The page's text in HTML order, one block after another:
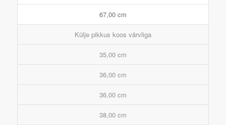
67,00 cm
Külje pikkus koos värvliga
35,00 cm
36,00 cm
36,00 cm
38,00 cm